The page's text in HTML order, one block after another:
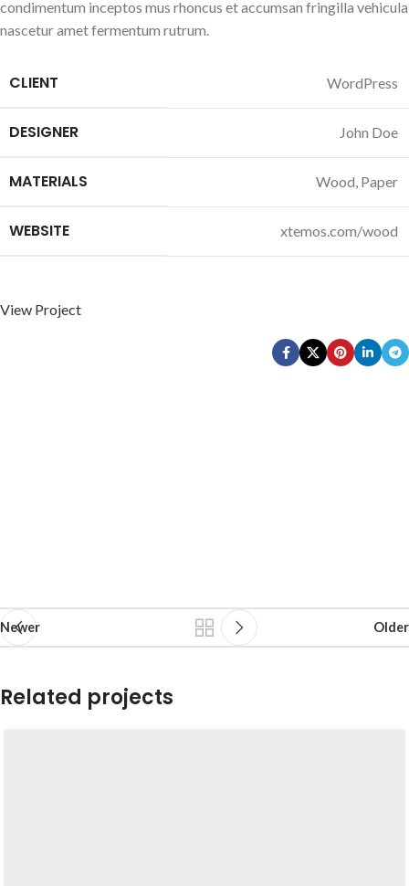
condimentum inceptos mus rhoncus et accumsan fringilla vehicula
nascetur amet fermentum rutrum.
CLIENT WordPress
DESIGNER John Doe
MATERIALS Wood, Paper
WEBSITE xtemos.com/wood
View Project
Newer Older
Related projects